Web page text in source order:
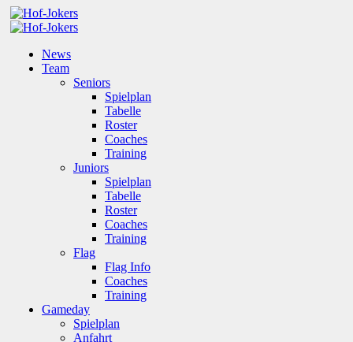
News
Team
Seniors
Spielplan
Tabelle
Roster
Coaches
Training
Juniors
Spielplan
Tabelle
Roster
Coaches
Training
Flag
Flag Info
Coaches
Training
Gameday
Spielplan
Anfahrt